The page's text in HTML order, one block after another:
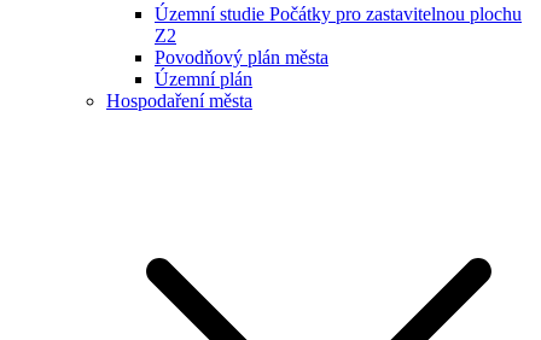
Územní studie Počátky pro zastavitelnou plochu
Z2
Povodňový plán města
Územní plán
Hospodaření města